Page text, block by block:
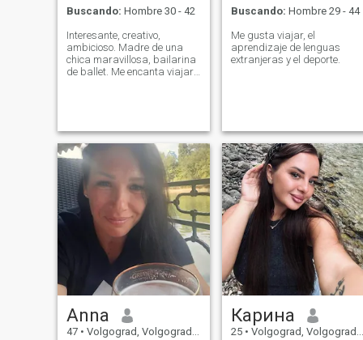
Buscando: Hombre 30 - 42
Interesante, creativo,
ambicioso. Madre de una
chica maravillosa, bailarina
de ballet. Me encanta viajar,
Buscando: Hombre 29 - 44
Me gusta viajar, el
aprendizaje de lenguas
extranjeras y el deporte.
Anna
47 • Volgograd, Volgograd, Rusia
Карина
25 • Volgograd, Volgograd, Rusia